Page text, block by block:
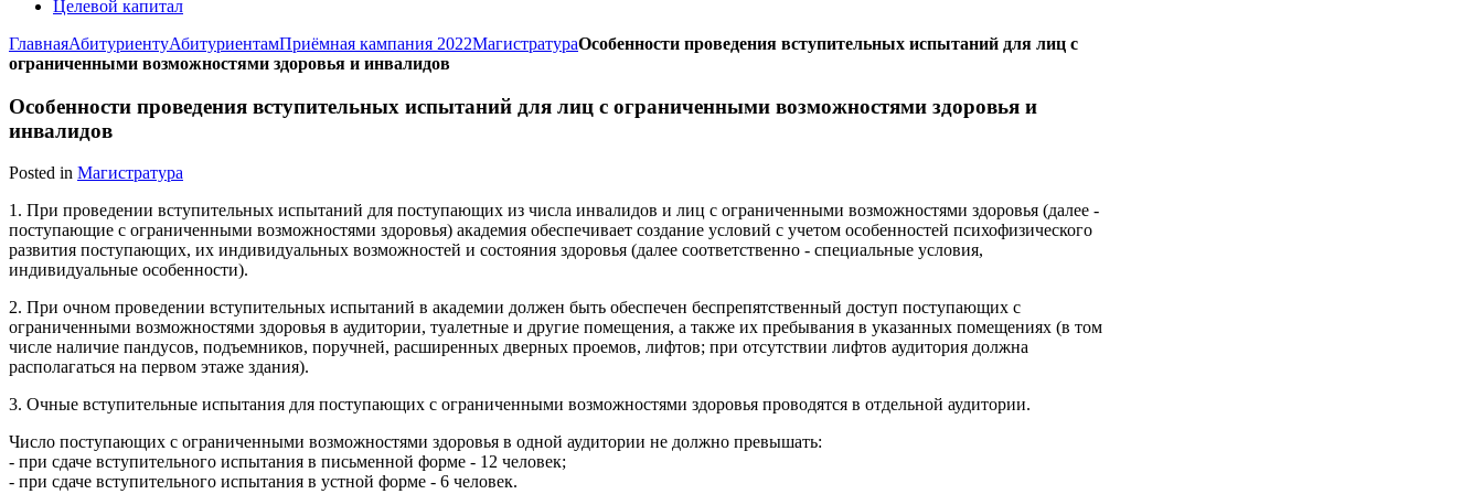
Целевой капитал
ГлавнаяАбитуриентуАбитуриентамПриёмная кампания 2022МагистратураОсобенности проведения вступительных испытаний для лиц с
ограниченными возможностями здоровья и инвалидов
Особенности проведения вступительных испытаний для лиц с ограниченными возможностями здоровья и
инвалидов
Posted in Магистратура
1. При проведении вступительных испытаний для поступающих из числа инвалидов и лиц с ограниченными возможностями здоровья (далее -
поступающие с ограниченными возможностями здоровья) академия обеспечивает создание условий с учетом особенностей психофизического
развития поступающих, их индивидуальных возможностей и состояния здоровья (далее соответственно - специальные условия,
индивидуальные особенности).
2. При очном проведении вступительных испытаний в академии должен быть обеспечен беспрепятственный доступ поступающих с
ограниченными возможностями здоровья в аудитории, туалетные и другие помещения, а также их пребывания в указанных помещениях (в том
числе наличие пандусов, подъемников, поручней, расширенных дверных проемов, лифтов; при отсутствии лифтов аудитория должна
располагаться на первом этаже здания).
3. Очные вступительные испытания для поступающих с ограниченными возможностями здоровья проводятся в отдельной аудитории.
Число поступающих с ограниченными возможностями здоровья в одной аудитории не должно превышать:
- при сдаче вступительного испытания в письменной форме - 12 человек;
- при сдаче вступительного испытания в устной форме - 6 человек.